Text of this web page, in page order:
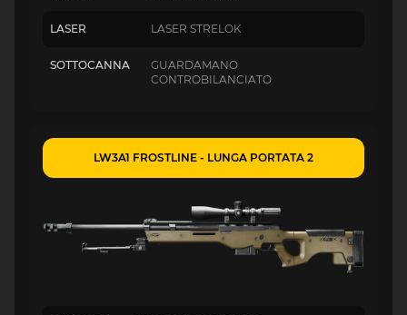
LASER LASER STRELOK
SOTTOCANNA
GUARDAMANO
CONTROBILANCIATO
LW3A1 FROSTLINE - LUNGA PORTATA 2